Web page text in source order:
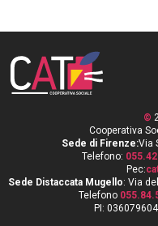
©
Cooperativa
Sede di Firenze:Via
Telefono:
Pec:
Sede Distaccata Mugello: Via
Telefono
PI: